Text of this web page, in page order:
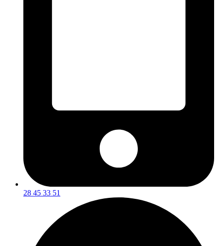
28 45 33 51